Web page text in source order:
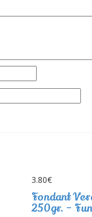
3.80€
Fondant
250gr. –